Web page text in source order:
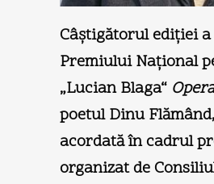
Câştigătorul ediţiei a
Premiului Naţional
„Lucian Blaga“
poetul Dinu
acordată în cadrul
organizat de